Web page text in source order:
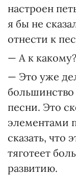
настроен
я бы не
отнести к
— А к какому?
— Это уже
большинство
песни. Это
элементами
сказать, что
тяготеет
развитию.